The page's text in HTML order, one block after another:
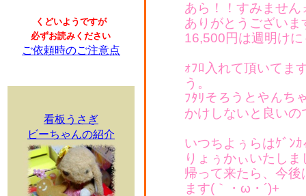
くどいようですが
必ずお読みください
ご依頼時のご注意点
看板うさぎ
ビーちゃんの紹介
あら！！すみませ
ありがとうございま
16,500円は週明け
ｫﾌﾛ入れて頂いてま
う。
ﾌﾀﾘそろうとやんち
かけしないと良い
いつちよぅらはｹﾞﾝ
りょぅかぃいたしま
帰って来たら、今
ます(｀・ω・´)+